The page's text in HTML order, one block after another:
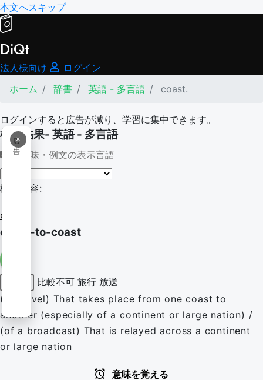
本文へスキップ
DiQt
法人様向け
ログイン
ホーム
辞書 英語 - 多言語 coast.
ログインすると広告が減り、学習に集中できます。
×
広
告
検索結果- 英語 - 多言語
意味・例文の表示言語
検索内容:
coast.
coast-to-coast
比較不可 旅行 放送
(of travel) That takes place from one coast to
another (especially of a continent or large nation) /
(of a broadcast) That is relayed across a continent
or large nation
意味を覚える